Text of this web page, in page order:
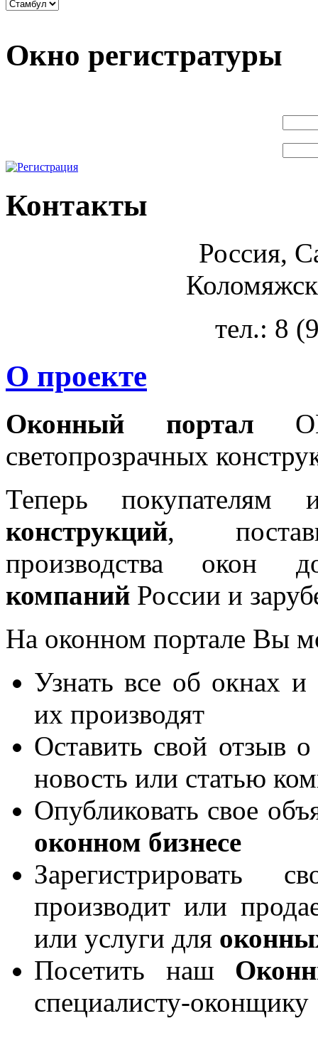
Окно регистратуры
Контакты
Россия,
тел.: 8
О проекте
Оконный портал
светопрозрачных
Теперь покупателям
конструкций,
производства окон
компаний России и
На оконном портале Вы
Узнать все об окнах и
их производят
Оставить свой отзыв
новость или статью
Опубликовать свое
оконном бизнесе
производит или
или услуги для
Посетить наш
специалисту-оконщику